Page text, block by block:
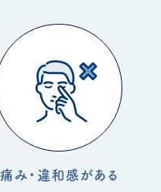
痛み・違和感がある